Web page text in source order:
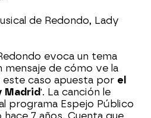
de Redondo, Lady
evoca un tema
mensaje de cómo ve la
este caso apuesta por el
Madrid'. La canción le
programa Espejo Público
7 años. Cuenta que